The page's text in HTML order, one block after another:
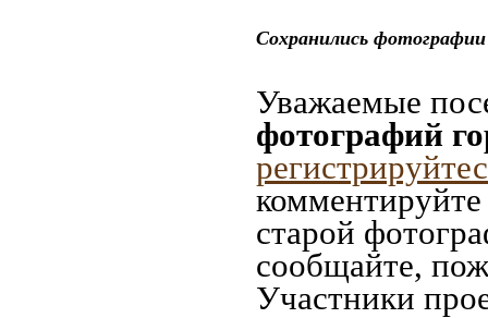
Сохранились
Уважаемые
фотографий
старой
сообщайте,
Участники